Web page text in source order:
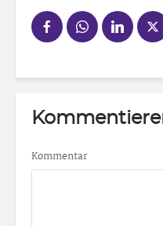
Kommentar